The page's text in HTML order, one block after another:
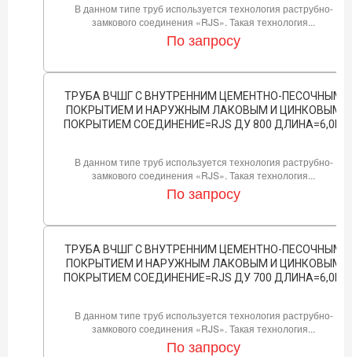
В данном типе труб используется технология раструбно-
замкового соединения «RJS». Такая технология...
По запросу
ТРУБА ВЧШГ С ВНУТРЕННИМ ЦЕМЕНТНО-ПЕСОЧНЫМ
ПОКРЫТИЕМ И НАРУЖНЫМ ЛАКОВЫМ И ЦИНКОВЫМ
ПОКРЫТИЕМ СОЕДИНЕНИЕ=RJS ДУ 800 ДЛИНА=6,0М
В данном типе труб используется технология раструбно-
замкового соединения «RJS». Такая технология...
По запросу
ТРУБА ВЧШГ С ВНУТРЕННИМ ЦЕМЕНТНО-ПЕСОЧНЫМ
ПОКРЫТИЕМ И НАРУЖНЫМ ЛАКОВЫМ И ЦИНКОВЫМ
ПОКРЫТИЕМ СОЕДИНЕНИЕ=RJS ДУ 700 ДЛИНА=6,0М
В данном типе труб используется технология раструбно-
замкового соединения «RJS». Такая технология...
По запросу